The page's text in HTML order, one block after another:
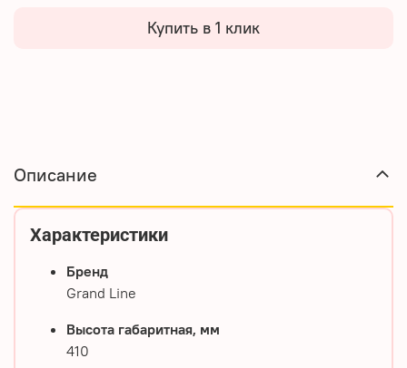
Купить в 1 клик
Описание
Характеристики
Бренд
Grand Line
Высота габаритная, мм
410